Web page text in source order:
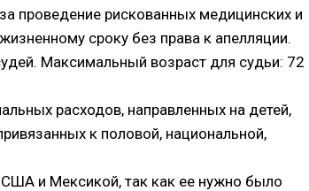
проведение рискованных медицинских и
сроку без права к апелляции.
Максимальный возраст для судьи: 72
расходов, направленных на детей,
к половой, национальной,
и Мексикой, так как ее нужно было